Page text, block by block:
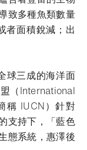
致多種魚類數量
者面積銳減；出
球三成的海洋面
（International
稱 IUCN）針對
支持下，「藍色
態系統，惠澤後